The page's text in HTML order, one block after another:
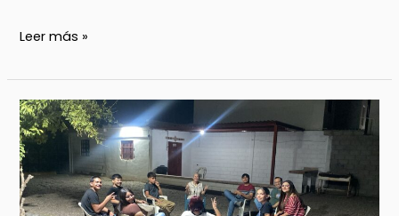
Leer más »
MATRIMONIOS
Y
JOVENES
DE
HERMOSILLO